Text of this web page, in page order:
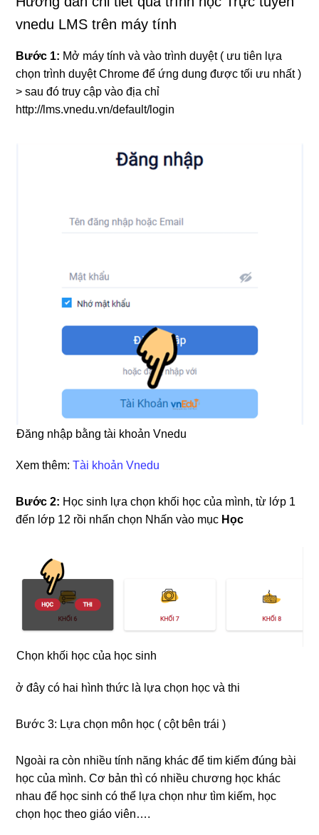
vnedu LMS trên máy tính
Bước 1: Mở máy tính và vào trình duyệt ( ưu tiên lựa
chọn trình duyệt Chrome để ứng dung được tối ưu nhất )
> sau đó truy cập vào địa chỉ
http://lms.vnedu.vn/default/login
Đăng nhập bằng tài khoản Vnedu
Xem thêm:Tài khoản Vnedu
Bước 2: Học sinh lựa chọn khối học của mình, từ lớp 1
đến lớp 12 rồi nhấn chọn Nhấn vào mục Học
Chọn khối học của học sinh
ở đây có hai hình thức là lựa chọn học và thi
Bước 3: Lựa chọn môn học ( cột bên trái )
Ngoài ra còn nhiều tính năng khác để tim kiếm đúng bài
học của mình. Cơ bản thì có nhiều chương học khác
nhau để học sinh có thể lựa chọn như tìm kiếm, học
chọn học theo giáo viên….